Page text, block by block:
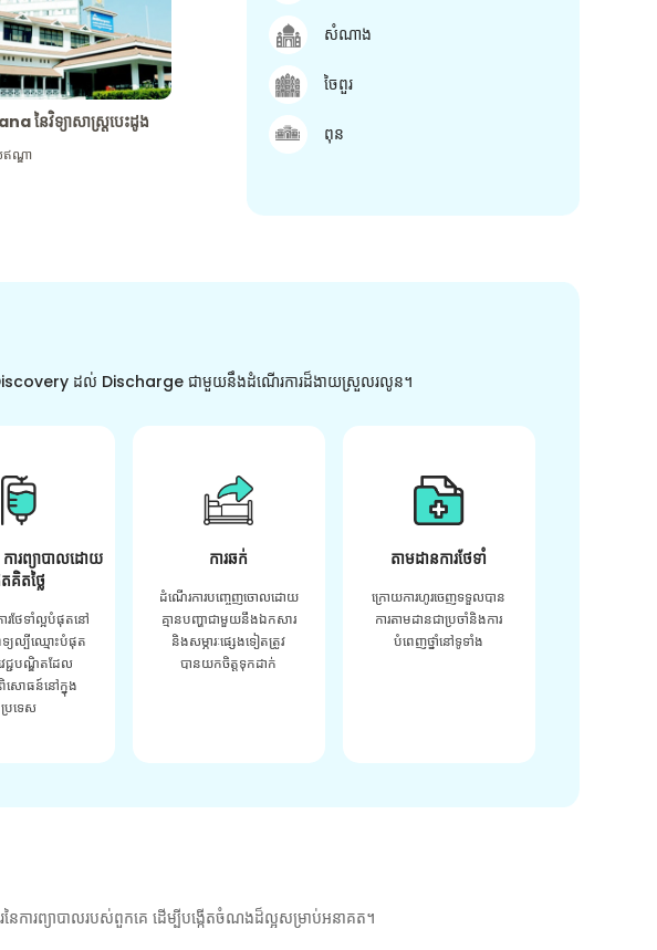
នៃវិទ្យាសាស្រ្តបេះដូង
ឥណ្ឌា
សំណាង
ចៃពួរ
ពុន
Discovery ដល់ Discharge ជាមួយនឹងដំណើរការដ៏ងាយស្រួលរលូន។
ារព្យាបាលដោយ
គិតថ្លៃ
រថែទាំល្អបំផុតនៅ
េទ្យល្បីឈ្មោះបំផុត
ជ្ជបណ្ឌិតដែល
សោធន៍នៅក្នុង
ប្រទេស
ការឆក់
ដំណើរការបញ្ចេញចោលដោយ
គ្មានបញ្ហាជាមួយនឹងឯកសារ
និងសម្ភារៈផ្សេងទៀតត្រូវ
បានយកចិត្តទុកដាក់
តាមដានការថែទាំ
ក្រោយ​ការ​ហូរ​ចេញ​ទទួល​បាន​
ការ​តាមដាន​ជា​ប្រចាំ​និង​ការ​
បំពេញ​ថ្នាំ​នៅ​ទូទាំង​
ារព្យាបាលរបស់ពួកគេ ដើម្បីបង្កើតចំណងដ៏ល្អសម្រាប់អនាគត។